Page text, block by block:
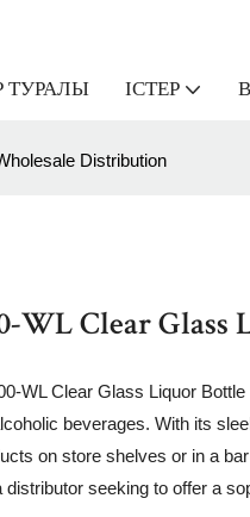
ТУРАЛЫ ІСТЕР
Distribution
WL Clear
WL Clear Glass Liquor
beverages. With its
on store shelves or in a
distributor seeking to offer a